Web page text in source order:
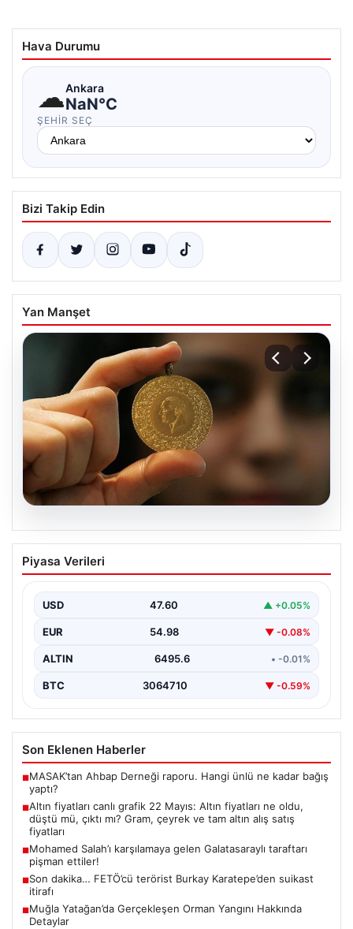
Hava Durumu
☁Ankara
NaN°C
ŞEHIR SEÇ
Bizi Takip Edin
Yan Manşet
06.08.2026
Altın fiyatları canlı grafik 22 Mayıs: Altın
fiyatları ne oldu, düştü mü, çıktı mı?
fiyatları
Altın fiyatlarında son durum merak ediliyor. Ankara
Bölge Adliye Mahkemesi’nin CHP'ye mutlak butlan
kararı…
Piyasa Verileri
USD 47.60 ▲ +0.05%
EUR 54.98 ▼ -0.08%
ALTIN 6495.6 • -0.01%
BTC 3064710 ▼ -0.59%
Son Eklenen Haberler
■MASAK’tan Ahbap Derneği raporu. Hangi ünlü ne kadar bağış
yaptı?
■Altın fiyatları canlı grafik 22 Mayıs: Altın fiyatları ne oldu,
düştü mü, çıktı mı? Gram, çeyrek ve tam altın alış satış
fiyatları
■Mohamed Salah’ı karşılamaya gelen Galatasaraylı taraftarı
pişman ettiler!
■Son dakika… FETÖ’cü terörist Burkay Karatepe’den suikast
itirafı
■Muğla Yatağan’da Gerçekleşen Orman Yangını Hakkında
Detaylar